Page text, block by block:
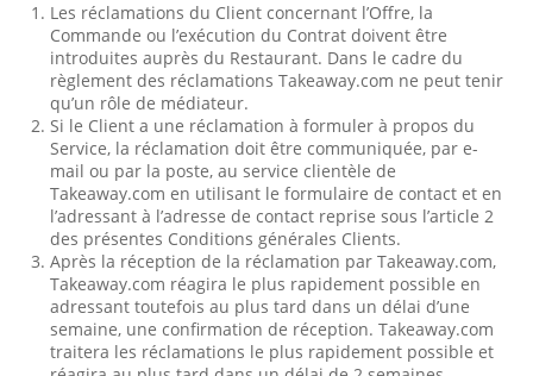
Les réclamations du Client concernant l’Offre, la
Commande ou l’exécution du Contrat doivent être
introduites auprès du Restaurant. Dans le cadre du
règlement des réclamations Takeaway.com ne peut tenir
qu’un rôle de médiateur.
Si le Client a une réclamation à formuler à propos du
Service, la réclamation doit être communiquée, par e-
mail ou par la poste, au service clientèle de
Takeaway.com en utilisant le formulaire de contact et en
l’adressant à l’adresse de contact reprise sous l’article 2
des présentes Conditions générales Clients.
Après la réception de la réclamation par Takeaway.com,
Takeaway.com réagira le plus rapidement possible en
adressant toutefois au plus tard dans un délai d’une
semaine, une confirmation de réception. Takeaway.com
traitera les réclamations le plus rapidement possible et